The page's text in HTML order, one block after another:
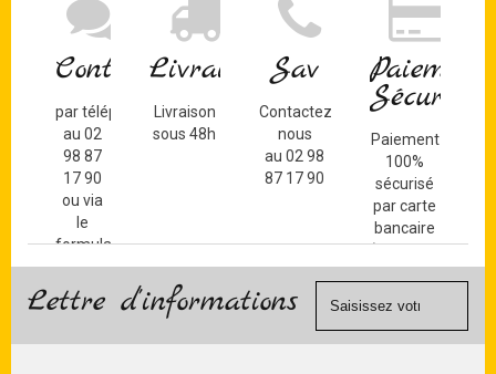
Contact
par téléphone
au 02
98 87
17 90
ou via
le
formulaire
de
contact
Livraison
Livraison
sous 48h
Sav
Contactez-
nous
au 02 98
87 17 90
Paiement
Sécurisé
Paiement
100%
sécurisé
par carte
bancaire
(Mastercard,
Visa, ...) et
Lettre d'informations